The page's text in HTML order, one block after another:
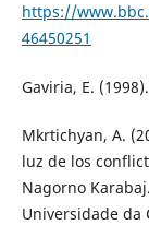
https://
46450251
Gaviria, E.
Mkrtichyan, A.
luz de los
Nagorno
Universidade da